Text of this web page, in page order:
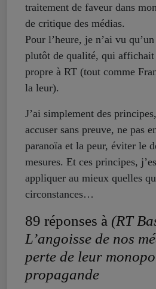
traitement de faveur dans
de critique des médias.
Pour l’heure, je n’ai vu
plutôt de qualité, qui
propre à RT (tout comme
la leur).
J’ai simplement des
accuser sans preuve, ne pas
paranoïa et la peur, éviter le
mesures. Et ces principes,
appliquer au mieux quelles
circonstances…
89 réponses à (RT
L’angoisse de nos
perte de leur
propagande